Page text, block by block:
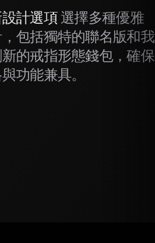
計選項選擇多種優雅
包括獨特的聯名版和我
的戒指形態錢包，確保
功能兼具。